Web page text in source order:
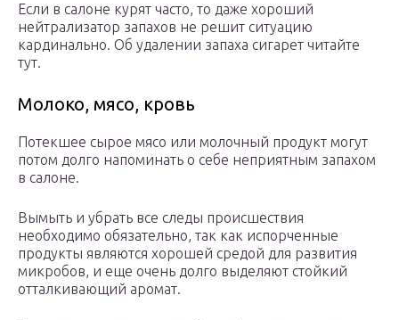
Если в салоне курят часто, то даже хороший
нейтрализатор запахов не решит ситуацию
кардинально. Об удалении запаха сигарет читайте
тут.
Молоко, мясо, кровь
Потекшее сырое мясо или молочный продукт могут
потом долго напоминать о себе неприятным запахом
в салоне.
Вымыть и убрать все следы происшествия
необходимо обязательно, так как испорченные
продукты являются хорошей средой для развития
микробов, и еще очень долго выделяют стойкий
отталкивающий аромат.